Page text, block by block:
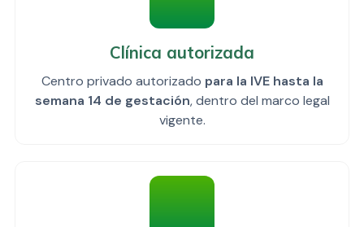
Clínica autorizada
Centro privado autorizado para la IVE hasta la
semana 14 de gestación, dentro del marco legal
vigente.